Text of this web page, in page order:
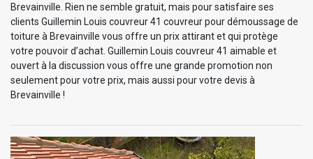
Brevainville. Rien ne semble gratuit, mais pour satisfaire ses
clients Guillemin Louis couvreur 41 couvreur pour démoussage de
toiture à Brevainville vous offre un prix attirant et qui protège
votre pouvoir d’achat. Guillemin Louis couvreur 41 aimable et
ouvert à la discussion vous offre une grande promotion non
seulement pour votre prix, mais aussi pour votre devis à
Brevainville !